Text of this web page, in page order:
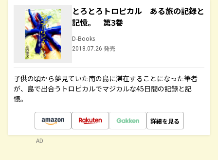
とろとろトロピカル ある旅の記録と
記憶。 第3巻
D-Books
2018.07.26 発売
子供の頃から夢見ていた南の島に滞在することになった筆者
が、島で出合うトロピカルでマジカルな45日間の記録と記
憶。
詳細を見る
AD